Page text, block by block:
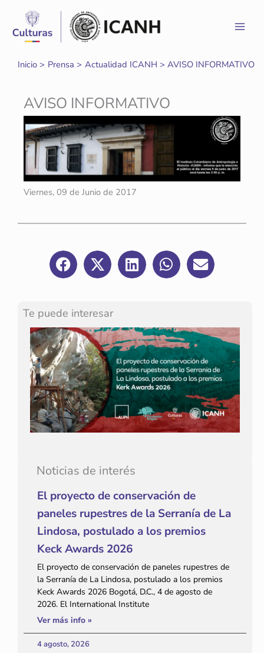
contenido
Inicio Prensa Actualidad ICANH AVISO INFORMATIVO
Noticias de interés
El proyecto de conservación de
paneles rupestres de la Serranía de La
Lindosa, postulado a los premios
Keck Awards 2026
El proyecto de conservación de paneles rupestres de
la Serranía de La Lindosa, postulado a los premios
Keck Awards 2026 Bogotá, D.C., 4 de agosto de
2026. El International Institute
Ver más info »
4 agosto, 2026
Te puede interesar
AVISO INFORMATIVO
Viernes, 09 de Junio de 2017